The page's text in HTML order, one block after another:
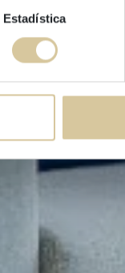
Estadística